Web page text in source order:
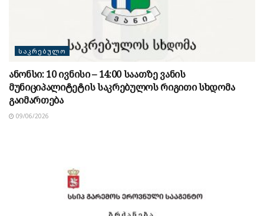
ᲡᲐᲙᲠᲔᲑᲣᲚᲝ
ანონსი: 10 ივნისი – 14:00 საათზე ვანის
მუნიციპალიტეტის საკრებულოს რიგითი სხდომა
გაიმართება
09/06/2026